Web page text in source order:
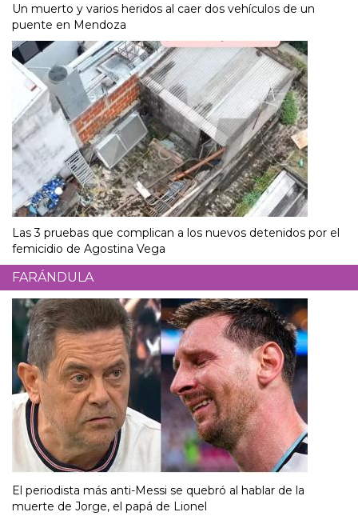
Un muerto y varios heridos al caer dos vehículos de un
puente en Mendoza
Las 3 pruebas que complican a los nuevos detenidos por el
femicidio de Agostina Vega
FARÁNDULA
El periodista más anti-Messi se quebró al hablar de la
muerte de Jorge, el papá de Lionel